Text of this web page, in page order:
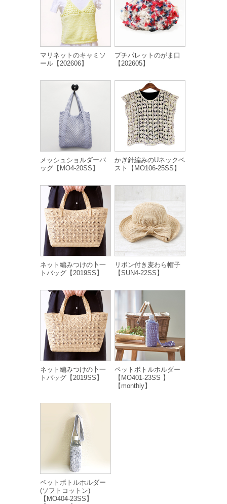
マリネットのキャミソ
ール【202606】
プチパレットのがま口
【202605】
メッシュショルダーバ
ッグ【MO4-20SS】
かぎ針編みのUネックベ
スト【MO106-25SS】
ネット編みつけの卜一
トバッグ【2019SS】
リボン付き麦わら帽子
【SUN4-22SS】
ネット編みつけの卜一
トバッグ【2019SS】
ペットボトルホルダー
【MO401-23SS 】
【monthly】
ペットボトルホルダー
(ソフトコットン)
【MO404-23SS】